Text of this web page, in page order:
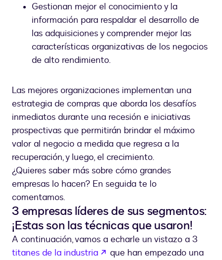
Gestionan mejor el conocimiento y la
información para respaldar el desarrollo de
las adquisiciones y comprender mejor las
características organizativas de los negocios
de alto rendimiento.
Las mejores organizaciones implementan una
estrategia de compras que aborda los desafíos
inmediatos durante una recesión e iniciativas
prospectivas que permitirán brindar el máximo
valor al negocio a medida que regresa a la
recuperación, y luego, el crecimiento.
¿Quieres saber más sobre cómo grandes
empresas lo hacen? En seguida te lo
comentamos.
3 empresas líderes de sus segmentos:
¡Estas son las técnicas que usaron!
A continuación, vamos a echarle un vistazo a 3
titanes de la industria
abre em uma nova guia
que han empezado una